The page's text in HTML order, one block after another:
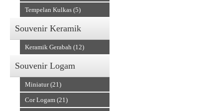
Tempelan Kulkas (5)
Souvenir Keramik
Keramik Gerabah (12)
Souvenir Logam
Miniatur (21)
Cor Logam (21)